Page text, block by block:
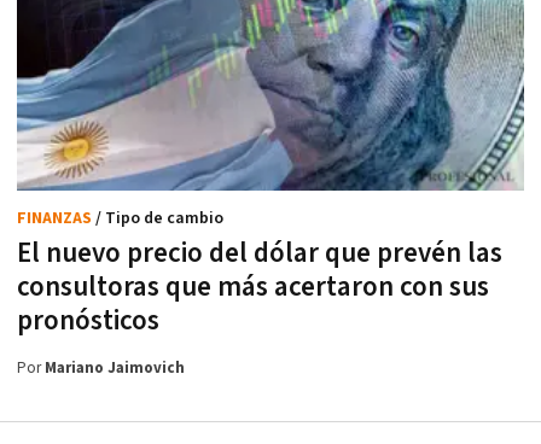
El nuevo precio del dólar que prevén las
consultoras que más acertaron con sus
pronósticos
FINANZAS / Tipo de cambio
PorMariano Jaimovich